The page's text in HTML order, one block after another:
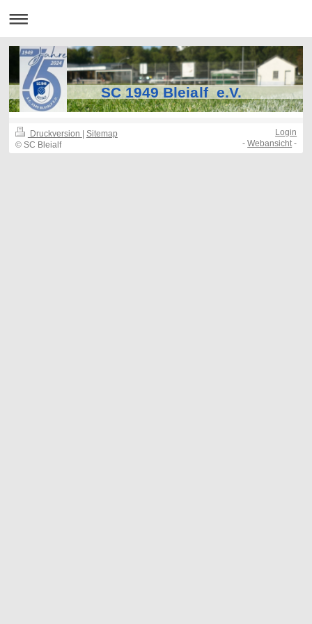
SC 1949 Bleialf e.V.
Druckversion | Sitemap
© SC Bleialf
Login
-Webansicht -